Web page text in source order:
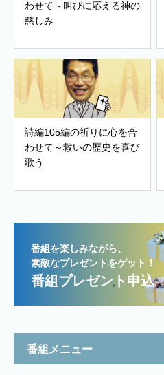
わせて～叫びに応える神の
慈しみ
詩編105編の祈りに心を合
わせて～救いの歴史を喜び
歌う
番組を楽しみながら、
素敵なプレゼントをゲット！
番組プレゼント申込
番組メニュー